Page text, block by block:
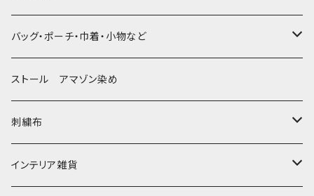
大判布150-特大250cm ベッドカバー
〜155cm
〜180cm
中型布 30-90cm
80-90-
-70-
小型布 コースター・カフェマット・ポットマット
小型マット（正方形）
細長布 ロング テーブルランナー
バッグ・ポーチ・巾着・小物など
バッグ
草木染めと泥染め
帆布の泥染め
ポシェット・ポーチ・巾着
ポシェット・ショルダー
パッチワーク
ストール アマゾン染め
刺繍布
大判刺繍腰巻
インテリア雑貨